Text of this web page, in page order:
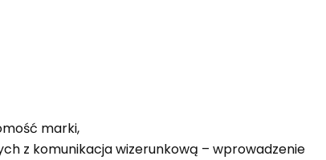
marki,
z komunikacja wizerunkową – wprowadzenie